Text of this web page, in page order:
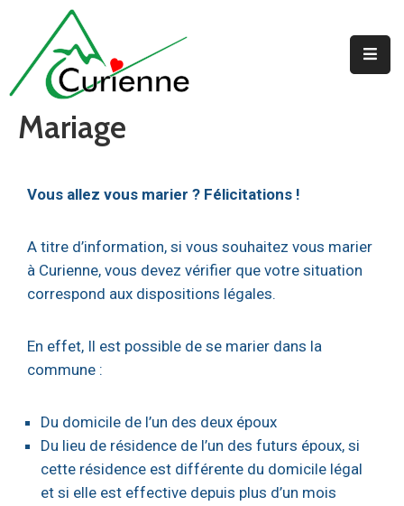
Accueil
La
Mairie
Quotidien
Jeunesse
Mariage
Vous allez vous marier ? Félicitations !
A titre d’information, si vous souhaitez vous marier
à Curienne, vous devez vérifier que votre situation
correspond aux dispositions légales.
En effet, Il est possible de se marier dans la
commune :
Du domicile de l’un des deux époux
Du lieu de résidence de l’un des futurs époux, si
cette résidence est différente du domicile légal
et si elle est effective depuis plus d’un mois